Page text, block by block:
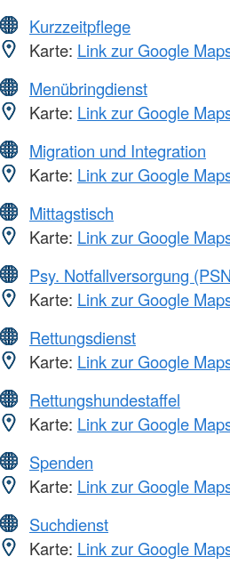
Kurzzeitpflege
Karte: Link zur Google
Menübringdienst
Karte: Link zur Google
Migration und Integration
Karte: Link zur Google
Mittagstisch
Karte: Link zur Google
Psy. Notfallversorgung
Karte: Link zur Google
Rettungsdienst
Karte: Link zur Google
Rettungshundestaffel
Karte: Link zur Google
Spenden
Karte: Link zur Google
Suchdienst
Karte: Link zur Google